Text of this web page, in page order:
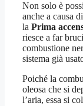
Non solo è
anche a causa
la Prima
riesce a far
combustione
sistema già
Poiché la
oleosa che si
l’aria, essa si